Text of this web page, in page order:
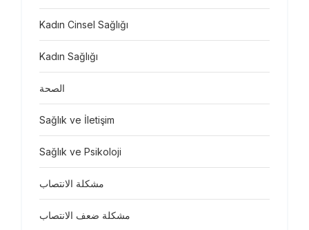
Kadın Cinsel Sağlığı
Kadın Sağlığı
Sağlık ve İletişim
Sağlık ve Psikoloji
مشكلة الانتصاب
مشكلة ضعف الانتصاب